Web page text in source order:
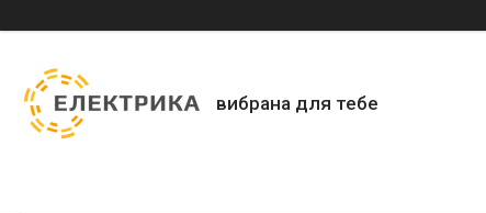
вибрана для тебе